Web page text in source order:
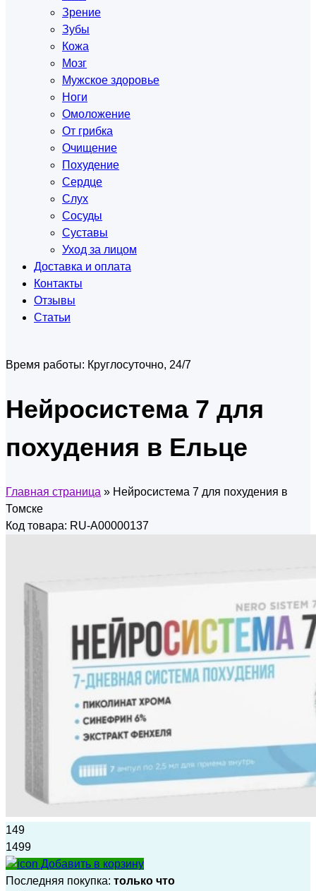
Зрение
Зубы
Кожа
Мозг
Мужское здоровье
Ноги
Омоложение
От грибка
Очищение
Похудение
Сердце
Слух
Сосуды
Суставы
Уход за лицом
Доставка и оплата
Контакты
Отзывы
Статьи
Время работы: Круглосуточно, 24/7
Нейросистема 7 для
похудения в Ельце
Главная страница » Нейросистема 7 для похудения в
Томске
Код товара: RU-A00000137
149
1499
Добавить в корзину
Последняя покупка: только что